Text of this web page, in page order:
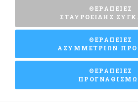
ΘΕΡΑΠΕΙΕΣ
ΣΤΑΥΡΟΕΙΔΗΣ
ΘΕΡΑΠΕΙΕΣ
ΑΣΥΜΜΕΤΡΙΩΝ
ΘΕΡΑΠΕΙΕΣ